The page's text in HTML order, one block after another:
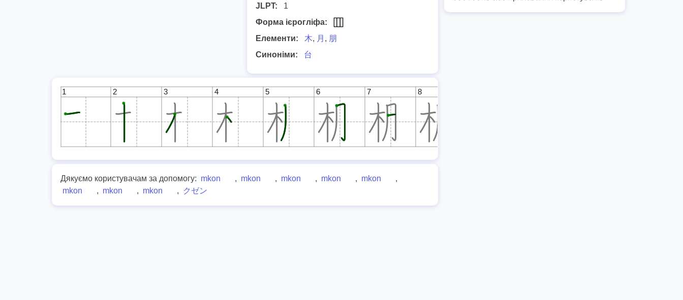
JLPT:
1
Форма ієрогліфа:
Елементи:
木, 月 , 朋
Синоніми:
台
1 2 3 4 5 6 7 8
Дякуємо користувачам за допомогу: mkon , mkon , mkon , mkon , mkon
,
mkon
, mkon , mkon , クゼン